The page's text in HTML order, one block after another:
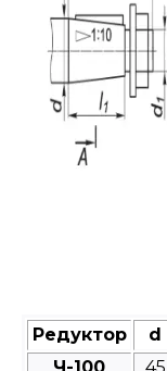
Редуктор d